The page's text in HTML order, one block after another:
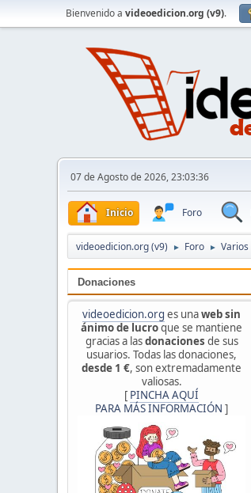
Bienvenido a videoedicion.org (v9).
07 de Agosto de 2026, 23:03:36
Inicio Foro
videoedicion.org (v9) ► Foro ► Varios
Donaciones
videoedicion.org es unaweb sin
ánimo de lucroque se mantiene
gracias a lasdonaciones de sus
usuarios. Todas las donaciones,
desde 1 €, son extremadamente
valiosas.
[ PINCHA AQUÍ
PARA MÁS INFORMACIÓN ]